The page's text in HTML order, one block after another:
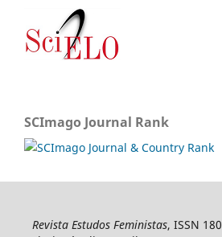
SCImago Journal Rank
Revista Estudos Feministas, ISSN